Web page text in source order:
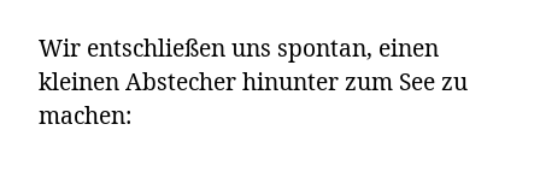
Wir entschließen uns spontan, einen
kleinen Abstecher hinunter zum See zu
machen: